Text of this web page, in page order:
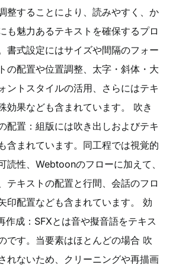
整することにより、読みやすく、か
も魅力あるテキストを確保するプロ
書式設定にはサイズや間隔のフォー
の配置や位置調整、太字・斜体・大
ントスタイルの活用、さらにはテキ
効果なども含まれています。 吹き
配置：組版には吹き出しおよびテキ
含まれています。同工程では視覚的
読性、Webtoonのフローに加えて、
テキストの配置と行間、会話のフロ
印配置なども含まれています。 効
作成：SFXとは音や擬音語をテキス
です。当要素はほとんどの場合 吹
れないため、クリーニングや再描画